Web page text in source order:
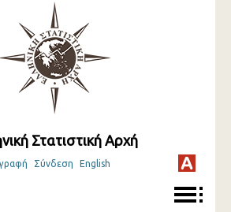
Στατιστική Αρχή
Σύνδεση English